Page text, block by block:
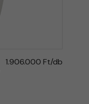
1.906.000 Ft/db